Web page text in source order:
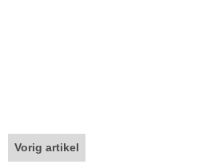
Vorig artikel